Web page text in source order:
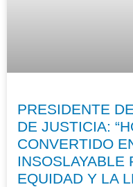
PRESIDENTE
DE JUSTICIA:
CONVERTIDO
INSOSLAYABLE
EQUIDAD Y LA